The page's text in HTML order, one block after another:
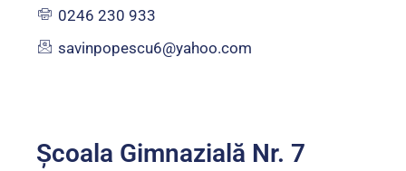
0246 230 933
savinpopescu6@yahoo.com
Şcoala Gimnazială Nr. 7